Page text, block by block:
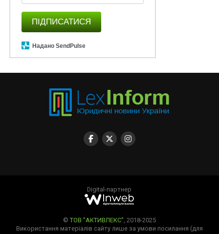
ПІДПИСАТИСЯ
Надано SendPulse
Digital-партнер
© ТОВ "АКТИВЛЕКС" , 2018-2025
Використання матеріалів сайту лише за умови посилання (для